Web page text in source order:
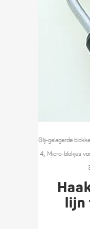
Glij-gelagerde
4, Micro-blokjes
lijn